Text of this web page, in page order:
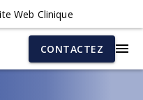
Web Clinique
CONTACTEZ